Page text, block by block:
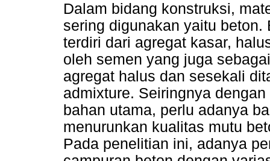
Dalam bidang konstruksi,
sering digunakan yaitu
terdiri dari agregat kasar,
oleh semen yang juga
agregat halus dan sesekali
admixture. Seiringnya
bahan utama, perlu adanya
menurunkan kualitas mutu
Pada penelitian ini, adanya